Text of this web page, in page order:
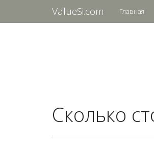
ValueSi.com Главная
Сколько